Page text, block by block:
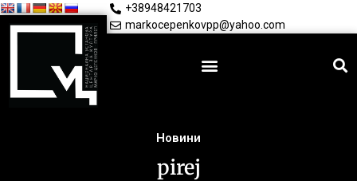
+38948421703
markocepenkovpp@yahoo.com
Новини
pirej